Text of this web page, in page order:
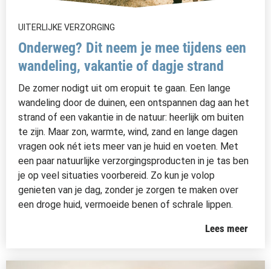
UITERLIJKE VERZORGING
Onderweg? Dit neem je mee tijdens een
wandeling, vakantie of dagje strand
De zomer nodigt uit om eropuit te gaan. Een lange
wandeling door de duinen, een ontspannen dag aan het
strand of een vakantie in de natuur: heerlijk om buiten
te zijn. Maar zon, warmte, wind, zand en lange dagen
vragen ook nét iets meer van je huid en voeten. Met
een paar natuurlijke verzorgingsproducten in je tas ben
je op veel situaties voorbereid. Zo kun je volop
genieten van je dag, zonder je zorgen te maken over
een droge huid, vermoeide benen of schrale lippen.
Lees meer